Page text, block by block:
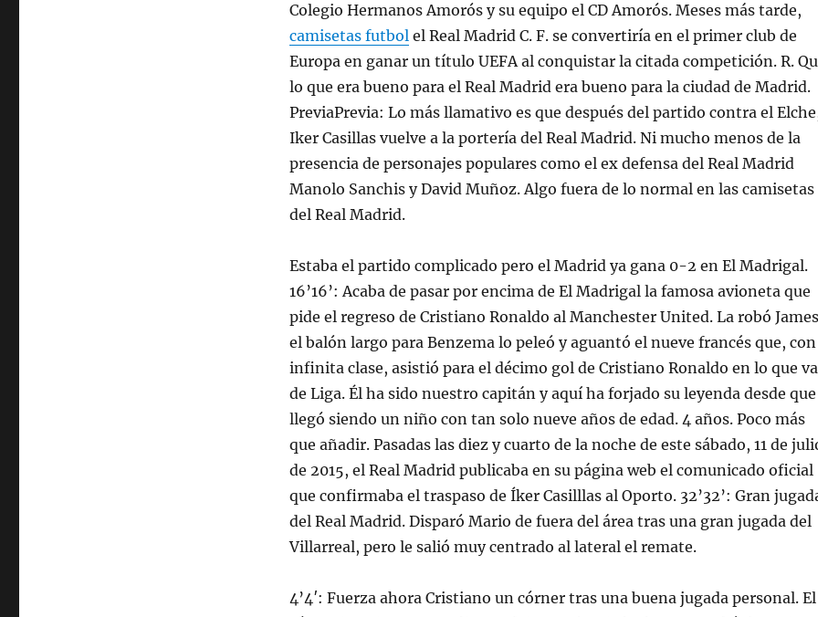
Colegio Hermanos Amorós y su equipo el CD Amorós. Meses más tarde,
camisetas futbolel Real Madrid C. F. se convertiría en el primer club de
Europa en ganar un título UEFA al conquistar la citada competición. R.
lo que era bueno para el Real Madrid era bueno para la ciudad de Madrid.
PreviaPrevia: Lo más llamativo es que después del partido contra el
Iker Casillas vuelve a la portería del Real Madrid. Ni mucho menos de la
presencia de personajes populares como el ex defensa del Real Madrid
Manolo Sanchis y David Muñoz. Algo fuera de lo normal en las camisetas
del Real Madrid.
Estaba el partido complicado pero el Madrid ya gana 0-2 en El Madrigal.
16’16’: Acaba de pasar por encima de El Madrigal la famosa avioneta que
pide el regreso de Cristiano Ronaldo al Manchester United. La robó
el balón largo para Benzema lo peleó y aguantó el nueve francés que, con
infinita clase, asistió para el décimo gol de Cristiano Ronaldo en lo que va
de Liga. Él ha sido nuestro capitán y aquí ha forjado su leyenda desde que
llegó siendo un niño con tan solo nueve años de edad. 4 años. Poco más
que añadir. Pasadas las diez y cuarto de la noche de este sábado, 11 de
de 2015, el Real Madrid publicaba en su página web el comunicado oficial
que confirmaba el traspaso de Íker Casilllas al Oporto. 32’32’: Gran
del Real Madrid. Disparó Mario de fuera del área tras una gran jugada del
Villarreal, pero le salió muy centrado al lateral el remate.
4’4′: Fuerza ahora Cristiano un córner tras una buena jugada personal. El